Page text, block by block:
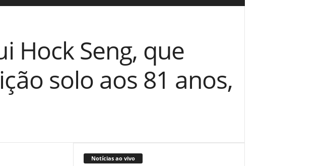
Hock Seng, que
solo aos 81 anos,
Notícias ao vivo